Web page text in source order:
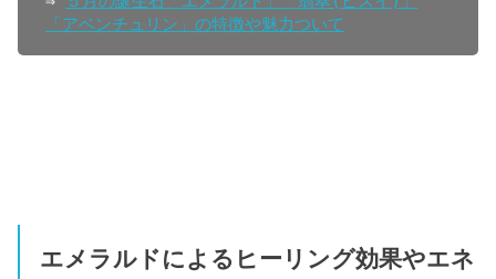
「アベンチュリン」の特徴や魅力ついて
エメラルドによるヒーリング効果やエネ